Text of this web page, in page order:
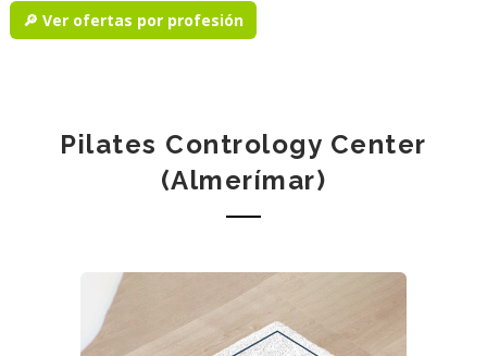
🔎 Ver ofertas por profesión
Pilates Contrology Center
(Almerímar)